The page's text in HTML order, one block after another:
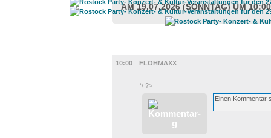
AM 19.07.2026 (SONNTAG) UM
10:00
FLOHMAXX
*/ ?>